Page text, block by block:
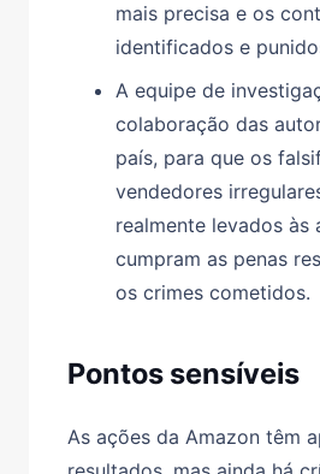
mais precisa e os
identificados e
A equipe de
colaboração das
país, para que os
vendedores
realmente levados às
cumpram as penas
os crimes cometidos.
Pontos sensíveis
As ações da Amazon têm